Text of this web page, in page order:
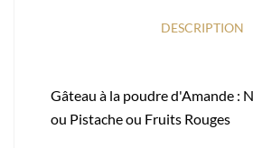
DESCRIPTION
Gâteau à la poudre d'Amande :
ou Pistache ou Fruits Rouges